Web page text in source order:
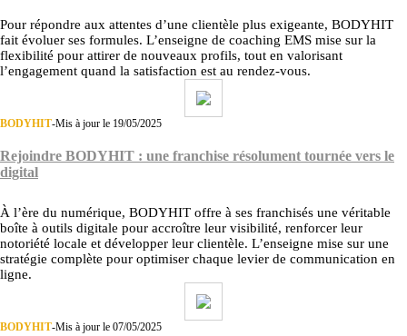
Pour répondre aux attentes d’une clientèle plus exigeante, BODYHIT
fait évoluer ses formules. L’enseigne de coaching EMS mise sur la
flexibilité pour attirer de nouveaux profils, tout en valorisant
l’engagement quand la satisfaction est au rendez-vous.
BODYHIT-Mis à jour le 19/05/2025
Rejoindre BODYHIT : une franchise résolument tournée vers le
digital
À l’ère du numérique, BODYHIT offre à ses franchisés une véritable
boîte à outils digitale pour accroître leur visibilité, renforcer leur
notoriété locale et développer leur clientèle. L’enseigne mise sur une
stratégie complète pour optimiser chaque levier de communication en
ligne.
BODYHIT-Mis à jour le 07/05/2025